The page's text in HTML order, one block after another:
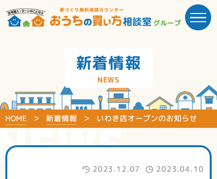
新着情報
NEWS
HOME 新着情報 いわき店オープンのお知らせ
2023.12.07 2023.04.10